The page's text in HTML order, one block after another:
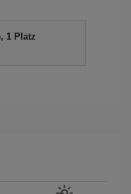
1 Platz